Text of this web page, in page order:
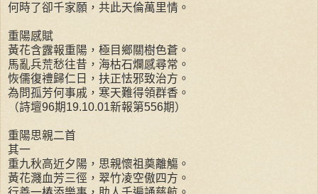
何時了卻千家願，共此天倫萬里情。
重陽感賦
黃花含露報重陽，極目鄉關樹色蒼。
馬亂兵荒愁往昔，海枯石爛感尋常。
恢儒復禮歸仁日，扶正怯邪致治方。
為問孤芳何事戚，寒天難得領群香。
（詩壇96期19.10.01新報第556期）
重陽思親二首
其一
重九秋高近夕陽，思親懷祖奠離觴。
黃花濺血芳三徑，翠竹凌空傲四方。